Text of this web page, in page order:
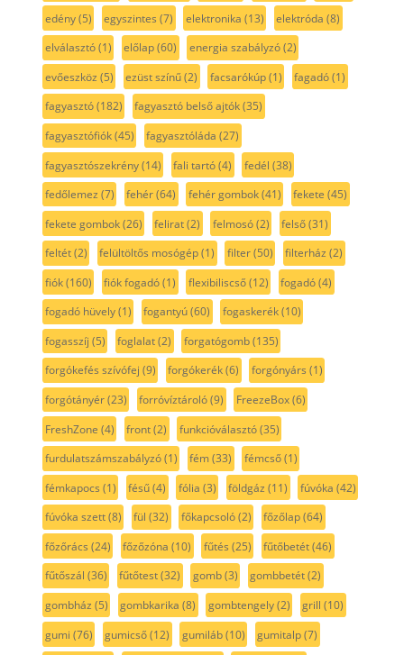
edény(5) egyszintes (7) elektronika (13) elektróda (8)
elválasztó(1) előlap(60) energia szabályzó(2)
evőeszköz (5) ezüst színű(2) facsarókúp(1) fagadó(1)
fagyasztó(182) fagyasztó belső ajtók(35)
fagyasztófiók(45) fagyasztóláda (27)
fagyasztószekrény(14) fali tartó(4) fedél (38)
fedőlemez (7) fehér(64) fehér gombok(41) fekete (45)
fekete gombok(26) felirat(2) felmosó(2) felső(31)
feltét(2) felültöltős mosógép(1) filter(50) filterház (2)
fiók(160) fiók fogadó(1) flexibiliscső(12) fogadó(4)
fogadó hüvely(1) fogantyú(60) fogaskerék(10)
fogasszíj (5) foglalat(2) forgatógomb(135)
forgókefés szívófej (9) forgókerék(6) forgónyárs (1)
forgótányér(23) forróvíztároló(9) FreezeBox(6)
FreshZone (4) front(2) funkcióválasztó(35)
furdulatszámszabályzó(1) fém(33) fémcső(1)
fémkapocs (1) fésű(4) fólia (3) földgáz (11) fúvóka (42)
fúvóka szett(8) fül (32) főkapcsoló(2) főzőlap(64)
főzőrács (24) főzőzóna (10) fűtés (25) fűtőbetét(46)
fűtőszál (36) fűtőtest(32) gomb(3) gombbetét(2)
gombház (5) gombkarika (8) gombtengely(2) grill (10)
gumi (76) gumicső(12) gumiláb(10) gumitalp(7)